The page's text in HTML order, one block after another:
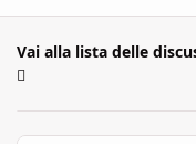
Vai alla lista delle